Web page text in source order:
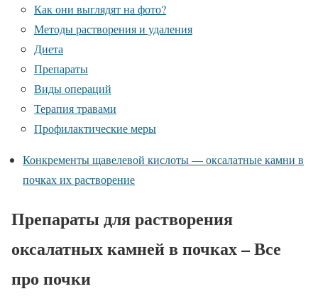
Как они выглядят на фото?
Методы растворения и удаления
Диета
Препараты
Виды операций
Терапия травами
Профилактические меры
Конкременты щавелевой кислоты — оксалатные камни в
почках их растворение
Препараты для растворения
оксалатных камней в почках – Все
про почки